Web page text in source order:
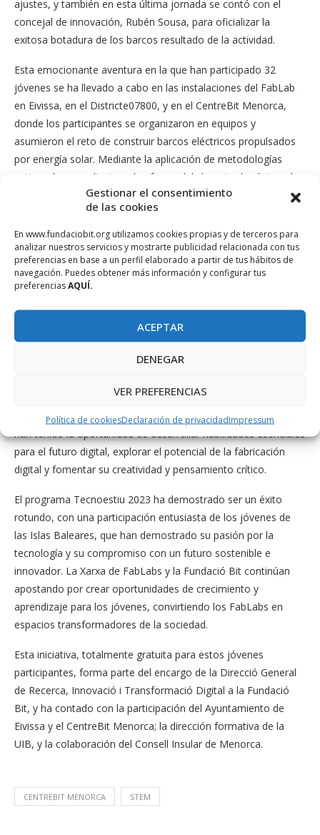
Gestionar el consentimiento
de las cookies
En www.fundaciobit.org utilizamos cookies propias y de terceros para
analizar nuestros servicios y mostrarte publicidad relacionada con tus
preferencias en base a un perfil elaborado a partir de tus hábitos de
navegación. Puedes obtener más información y configurar tus
preferenciasAQUÍ.
ACEPTAR
DENEGAR
VER PREFERENCIAS
Política de cookiesDeclaración de privacidadImpressum
ajustes, y también en esta última jornada se contó con el
concejal de innovación, Rubén Sousa, para oficializar la
exitosa botadura de los barcos resultado de la actividad.
Esta emocionante aventura en la que han participado 32
jóvenes se ha llevado a cabo en las instalaciones del FabLab
en Eivissa, en el Districte07800, y en el CentreBit Menorca,
donde los participantes se organizaron en equipos y
asumieron el reto de construir barcos eléctricos propulsados
por energía solar. Mediante la aplicación de metodologías
activas de aprendizaje y el enfoque del «learning by doing», los
jóvenes pudieron abordar temas como la programación con
Arduino, la electrónica solar, el prototipado electrónico y el
modelado 3D, entre otros, fomentando el aprendizaje basado
en la experimentación y el desarrollo de las habilidades
necesarias para enfrentar este desafío tecnológico.
les ha permitido adquirir conocimientos y habilidades en
impresión 3D, electrónica y comunicaciones, sino que también
energía, ya que estas embarcaciones han sido diseñadas para
funcionar exclusivamente con energía solar.
Asimismo, con el Tecnoestiu 2023, los jóvenes participantes
han tenido la oportunidad de desarrollar habilidades esenciales
para el futuro digital, explorar el potencial de la fabricación
digital y fomentar su creatividad y pensamiento crítico.
El programa Tecnoestiu 2023 ha demostrado ser un éxito
rotundo, con una participación entusiasta de los jóvenes de
las Islas Baleares, que han demostrado su pasión por la
tecnología y su compromiso con un futuro sostenible e
innovador. La Xarxa de FabLabs y la Fundació Bit continúan
apostando por crear oportunidades de crecimiento y
aprendizaje para los jóvenes, convirtiendo los FabLabs en
espacios transformadores de la sociedad.
Esta iniciativa, totalmente gratuita para estos jóvenes
participantes, forma parte del encargo de la Direcció General
de Recerca, Innovació i Transformació Digital a la Fundació
Bit, y ha contado con la participación del Ayuntamiento de
Eivissa y el CentreBit Menorca; la dirección formativa de la
UIB, y la colaboración del Consell Insular de Menorca.
CENTREBIT MENORCA STEM